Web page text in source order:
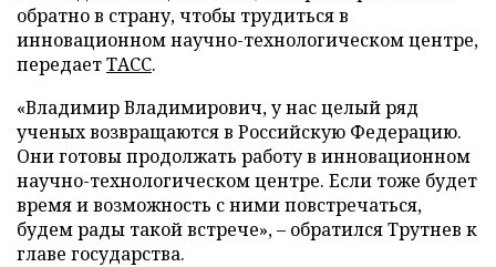
обратно в страну, чтобы трудиться в
инновационном научно-технологическом центре,
передаетТАСС.
«Владимир Владимирович, у нас целый ряд
ученых возвращаются в Российскую Федерацию.
Они готовы продолжать работу в инновационном
научно-технологическом центре. Если тоже будет
время и возможность с ними повстречаться,
будем рады такой встрече», – обратился Трутнев к
главе государства.